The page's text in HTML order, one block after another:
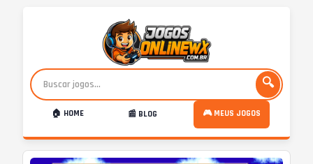
🔍
🏠 HOME 📰 BLOG 🎮 MEUS JOGOS